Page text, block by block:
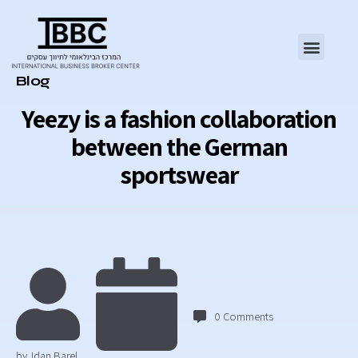
Yeezy is a fashion collaboration
between the German
sportswear
Category
Blog
0 Comments